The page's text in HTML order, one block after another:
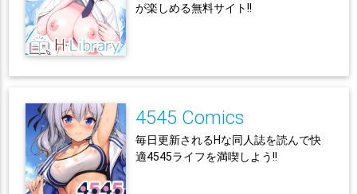
が楽しめる無料サイト!!
4545 Comics
毎日更新されるHな同人誌を読んで快
適4545ライフを満喫しよう!!